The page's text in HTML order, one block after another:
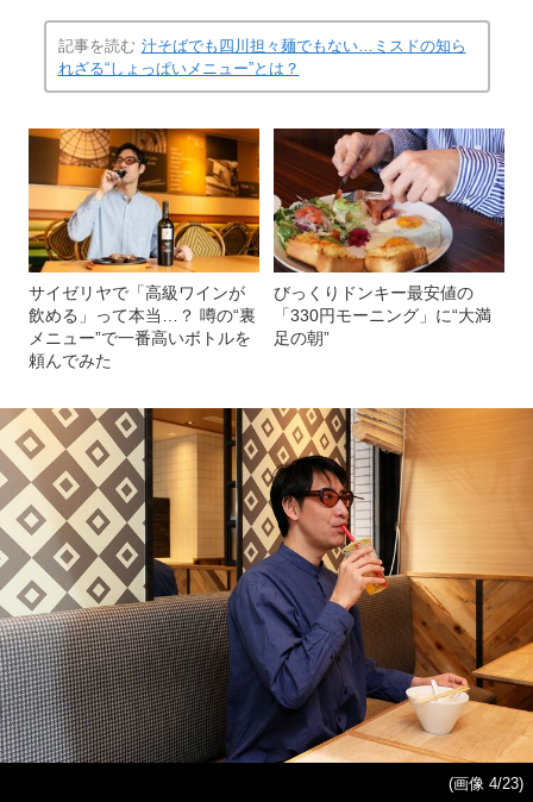
記事を読む 汁そばでも四川担々麺でもない…ミスドの知ら
れざる“しょっぱいメニュー”とは？
サイゼリヤで「高級ワインが
飲める」って本当…？ 噂の“裏
メニュー”で一番高いボトルを
頼んでみた
びっくりドンキー最安値の
「330円モーニング」に“大満
足の朝”
(画像 4/23)